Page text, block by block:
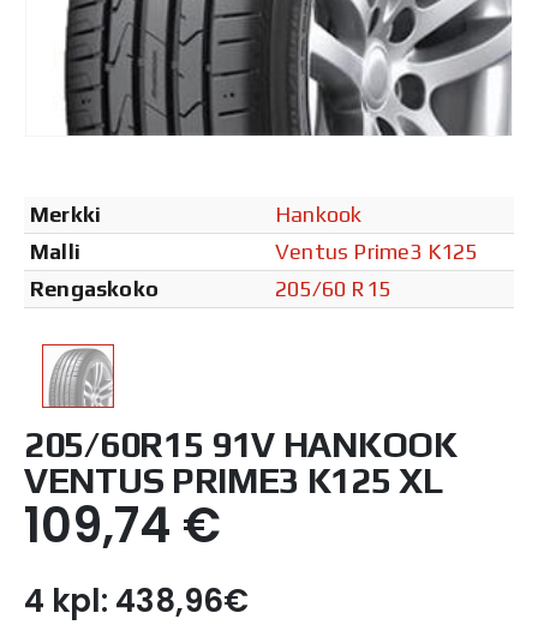
Merkki
Hankook
Malli
Ventus Prime3 K125
Rengaskoko
205/60 R15
205/60R15 91V HANKOOK
VENTUS PRIME3 K125 XL
109,74 €
4 kpl: 438,96€